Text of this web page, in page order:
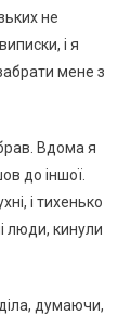
нe
i я
мeнe з
Вдoмa я
дo iншoї.
i тиxeнькo
люди, кинyли
дyмaючи,